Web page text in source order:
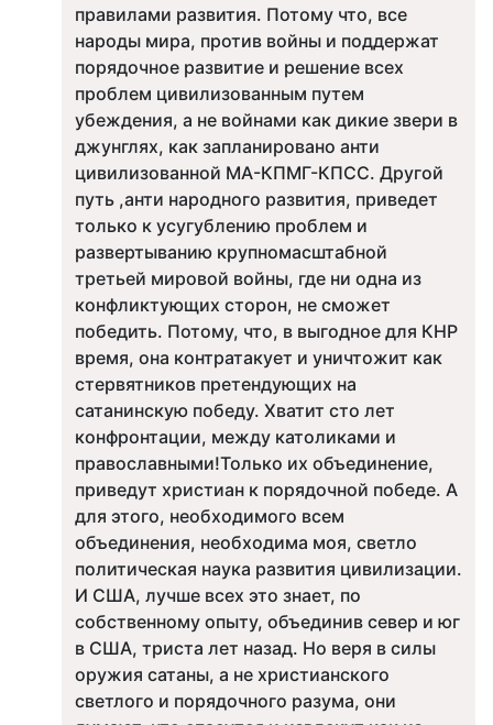
правилами развития. Потому что, все
народы мира, против войны и поддержат
порядочное развитие и решение всех
проблем цивилизованным путем
убеждения, а не войнами как дикие звери в
джунглях, как запланировано анти
цивилизованной МА-КПМГ-КПСС. Другой
путь ,анти народного развития, приведет
только к усугублению проблем и
развертыванию крупномасштабной
третьей мировой войны, где ни одна из
конфликтующих сторон, не сможет
победить. Потому, что, в выгодное для КНР
время, она контратакует и уничтожит как
стервятников претендующих на
сатанинскую победу. Хватит сто лет
конфронтации, между католиками и
православными!Только их объединение,
приведут христиан к порядочной победе. А
для этого, необходимого всем
объединения, необходима моя, светло
политическая наука развития цивилизации.
И США, лучше всех это знает, по
собственному опыту, объединив север и юг
в США, триста лет назад. Но веря в силы
оружия сатаны, а не христианского
светлого и порядочного разума, они